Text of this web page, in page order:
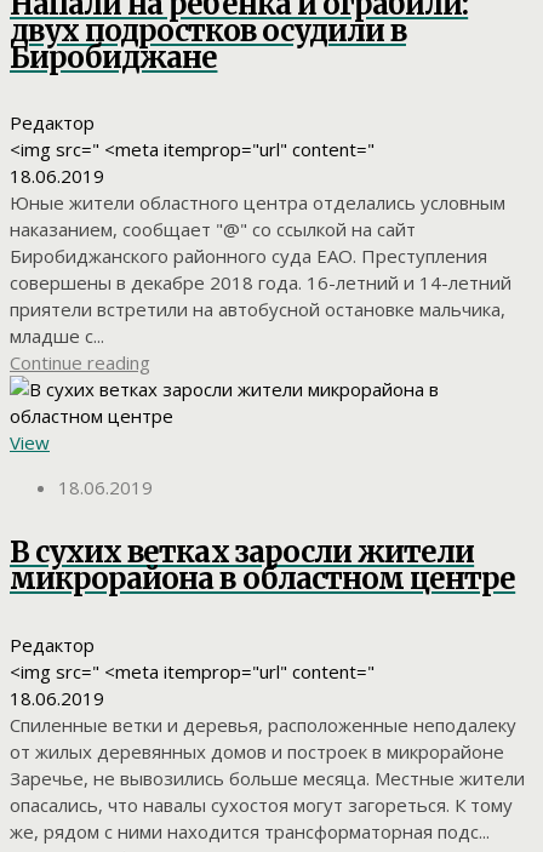
двух подростков осудили в
Биробиджане
Редактор
<img src=" <meta itemprop="url" content="
18.06.2019
Юные жители областного центра отделались условным
наказанием, сообщает "@" со ссылкой на сайт
Биробиджанского районного суда ЕАО. Преступления
совершены в декабре 2018 года. 16-летний и 14-летний
приятели встретили на автобусной остановке мальчика,
младше с...
Continue reading
View
18.06.2019
В сухих ветках заросли жители
микрорайона в областном центре
Редактор
<img src=" <meta itemprop="url" content="
18.06.2019
Спиленные ветки и деревья, расположенные неподалеку
от жилых деревянных домов и построек в микрорайоне
Заречье, не вывозились больше месяца. Местные жители
опасались, что навалы сухостоя могут загореться. К тому
же, рядом с ними находится трансформаторная подс...